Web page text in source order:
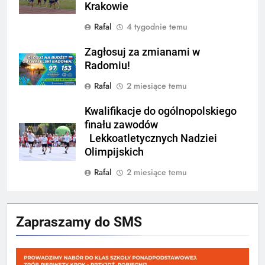
Krakowie
Rafal
4 tygodnie temu
Zagłosuj za zmianami w
Radomiu!
Rafal
2 miesiące temu
Kwalifikacje do ogólnopolskiego
finału zawodów
Lekkoatletycznych Nadziei
Olimpijskich
Rafal
2 miesiące temu
Zapraszamy do SMS